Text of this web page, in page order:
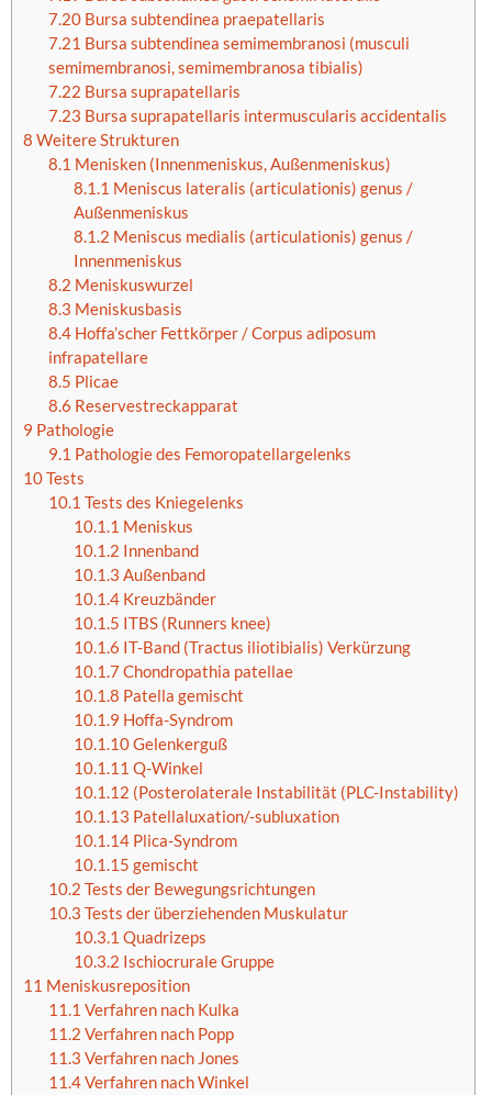
7.20Bursa subtendinea praepatellaris
7.21 Bursa subtendinea semimembranosi (musculi
semimembranosi, semimembranosa tibialis)
7.22 Bursa suprapatellaris
7.23 Bursa suprapatellaris intermuscularis accidentalis
8 Weitere Strukturen
8.1 Menisken (Innenmeniskus, Außenmeniskus)
8.1.1 Meniscus lateralis (articulationis) genus /
Außenmeniskus
8.1.2 Meniscus medialis (articulationis) genus /
Innenmeniskus
8.2 Meniskuswurzel
8.3 Meniskusbasis
8.4Hoffa’scher Fettkörper / Corpus adiposum
infrapatellare
8.5 Plicae
8.6 Reservestreckapparat
9 Pathologie
9.1 Pathologie des Femoropatellargelenks
10Tests
10.1 Tests des Kniegelenks
10.1.1 Meniskus
10.1.2 Innenband
10.1.3 Außenband
10.1.4Kreuzbänder
10.1.5 ITBS (Runners knee)
10.1.6 IT-Band (Tractus iliotibialis) Verkürzung
10.1.7Chondropathia patellae
10.1.8 Patella gemischt
10.1.9 Hoffa-Syndrom
10.1.10Gelenkerguß
10.1.11 Q-Winkel
10.1.12 (Posterolaterale Instabilität (PLC-Instability)
10.1.13 Patellaluxation/-subluxation
10.1.14Plica-Syndrom
10.1.15 gemischt
10.2 Tests der Bewegungsrichtungen
10.3 Tests der überziehenden Muskulatur
10.3.1 Quadrizeps
10.3.2 Ischiocrurale Gruppe
11 Meniskusreposition
11.1 Verfahren nach Kulka
11.2 Verfahren nach Popp
11.3 Verfahren nach Jones
11.4Verfahren nach Winkel